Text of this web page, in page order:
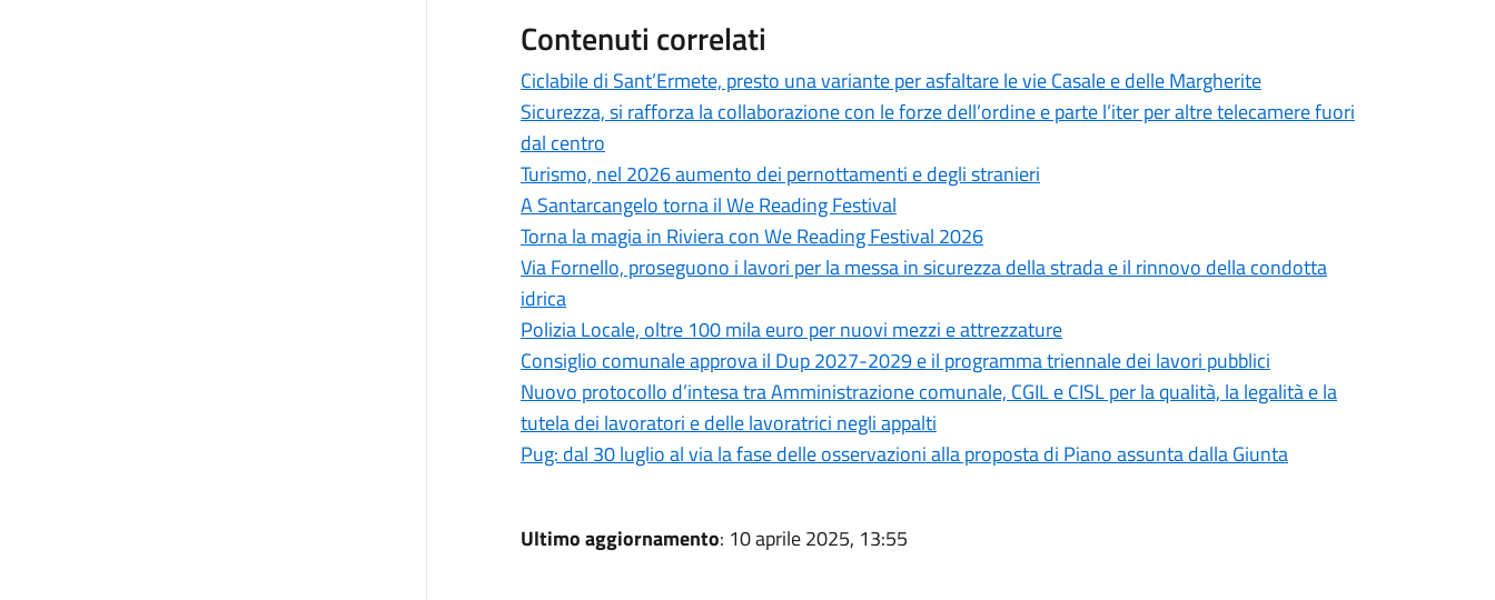
Contenuti correlati
Ciclabile di Sant’Ermete, presto una variante per asfaltare le vie Casale e delle Margherite
Sicurezza, si rafforza la collaborazione con le forze dell’ordine e parte l’iter per altre telecamere fuori
dal centro
Turismo, nel 2026 aumento dei pernottamenti e degli stranieri
A Santarcangelo torna il We Reading Festival
Torna la magia in Riviera con We Reading Festival 2026
Via Fornello, proseguono i lavori per la messa in sicurezza della strada e il rinnovo della condotta
idrica
Polizia Locale, oltre 100 mila euro per nuovi mezzi e attrezzature
Consiglio comunale approva il Dup 2027-2029 e il programma triennale dei lavori pubblici
Nuovo protocollo d’intesa tra Amministrazione comunale, CGIL e CISL per la qualità, la legalità e la
tutela dei lavoratori e delle lavoratrici negli appalti
Pug: dal 30 luglio al via la fase delle osservazioni alla proposta di Piano assunta dalla Giunta
Ultimo aggiornamento: 10 aprile 2025, 13:55